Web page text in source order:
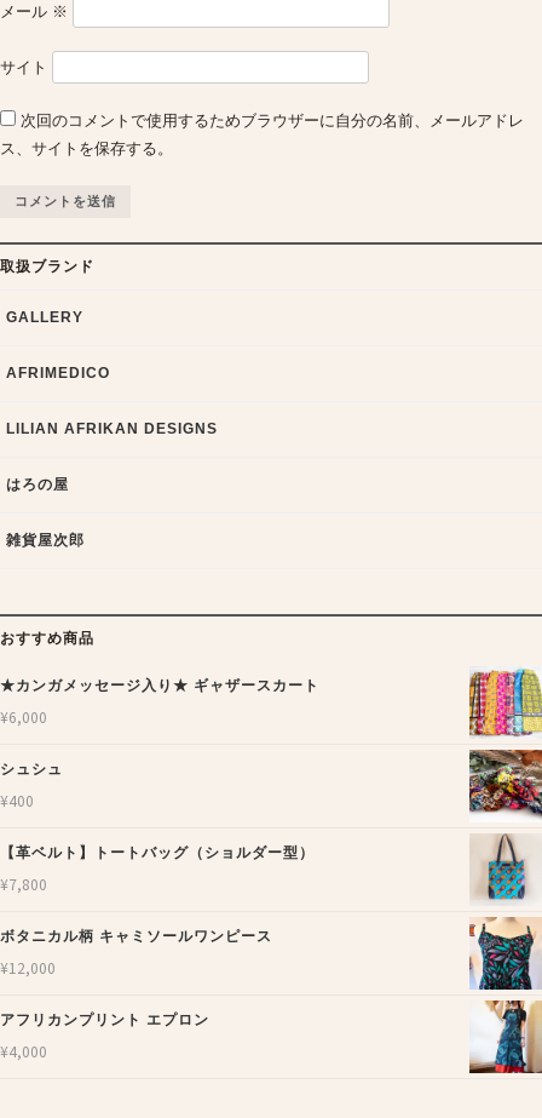
メール ※
サイト
次回のコメントで使用するためブラウザーに自分の名前、メールアドレ
ス、サイトを保存する。
取扱ブランド
GALLERY
AFRIMEDICO
LILIAN AFRIKAN DESIGNS
はろの屋
雑貨屋次郎
おすすめ商品
★カンガメッセージ入り★ ギャザースカート
¥6,000
シュシュ
¥400
【革ベルト】トートバッグ（ショルダー型）
¥7,800
ボタニカル柄 キャミソールワンピース
¥12,000
アフリカンプリント エプロン
¥4,000